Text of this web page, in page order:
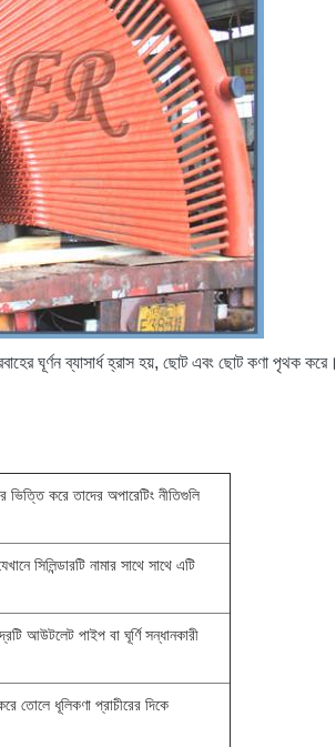
ঘূর্ণন ব্যাসার্ধ হ্রাস হয়, ছোট এবং ছোট কণা পৃথক করে।
ভিত্তি করে তাদের অপারেটিং নীতিগুলি
সিলিন্ডারটি নামার সাথে সাথে এটি
আউটলেট পাইপ বা ঘূর্ণি সন্ধানকারী
তোলে ধূলিকণা প্রাচীরের দিকে